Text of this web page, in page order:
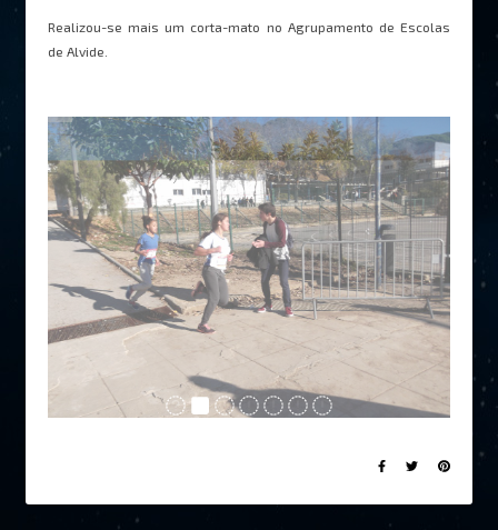
Realizou-se mais um corta-mato no Agrupamento de Escolas
de Alvide.